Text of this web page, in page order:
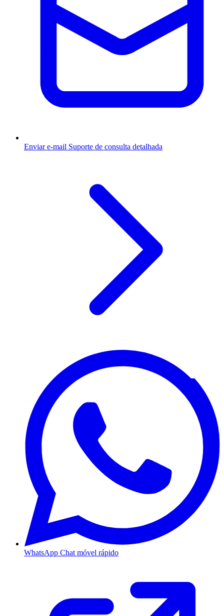
Enviar e-mail Suporte de consulta detalhada
WhatsApp Chat móvel rápido